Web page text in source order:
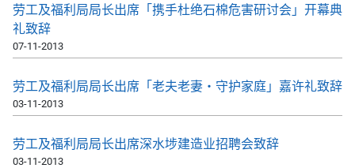
劳工及福利局局长出席「携手杜绝石棉危害研讨会」开幕典
礼致辞
07-11-2013
劳工及福利局局长出席「老夫老妻‧守护家庭」嘉许礼致辞
03-11-2013
劳工及福利局局长出席深水埗建造业招聘会致辞
03-11-2013